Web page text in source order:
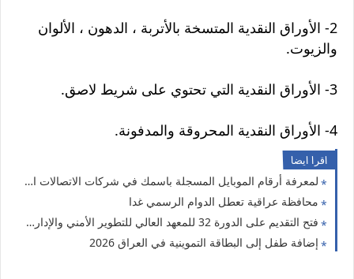
2- الأوراق النقدية المتسخة بالأتربة ، الدهون ، الألوان
والزيوت.
3- الأوراق النقدية التي تحتوي على شريط لاصق.
4- الأوراق النقدية المحروقة والمدفونة.
اقرا ايضا
لمعرفة أرقام الموبايل المسجلة باسمك في شركات الاتصالات العراقية
محافظة عراقية تعطل الدوام الرسمي غدا
فتح التقديم على الدورة 32 للمعهد العالي للتطوير الأمني والإداري لحملة البكالوريوس والدراسات العليا
إضافة طفل إلى البطاقة التموينية في العراق 2026